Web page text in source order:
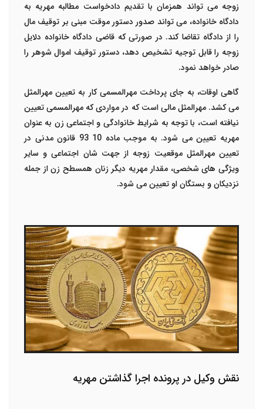
زوجه می تواند همزمان با تقدیم دادخواست مطالبه مهریه به
دادگاه خانواده، می تواند صدور دستور موقت مبنی بر توقیف مال
را از دادگاه تقاضا کند. در صورتی که قاضی دادگاه خانواده دلایل
زوجه را قابل توجیه تشخیص دهد، دستور توقیف اموال شوهر را
صادر خواهد نمود.
گاهی اوقات، به جای پرداخت مهرالمسمی کار به تعیین مهرالمثل
می کشد. مهرالمثل مالی است که در مواردی که مهرالمسمی تعیین
نیافته است، با توجه به شرایط خانوادگی و اجتماعی زن به عنوان
مهریه تعیین می شود. به موجب ماده 10 93 قانون مدنی در
تعیین مهرالمثل موقعیت زوجه از جهت شان اجتماعی و سایر
ویژگی های شخصی، مقدار مهریه دیگر زنان همسطح زن از جمله
نزدیکان و بستگان او تعیین می شود.
نقش وکیل در پرونده اجرا گذاشتن مهریه